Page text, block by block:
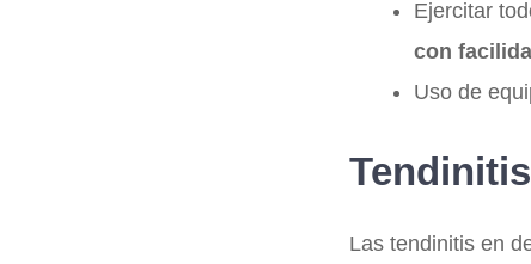
Ejercitar
con
Uso de
Las tendinitis en